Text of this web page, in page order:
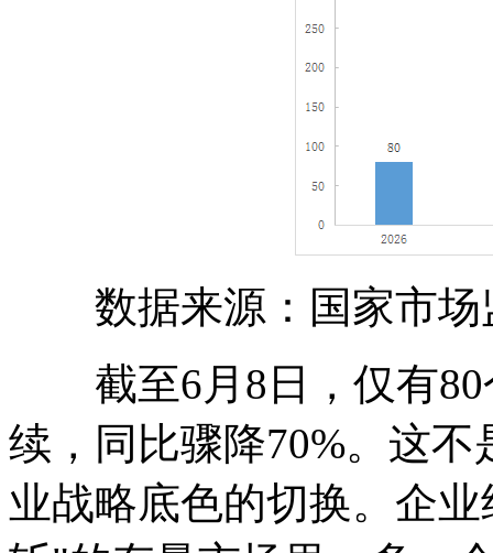
数据来源：国家市场
截至6月8日，仅有80
续，同比骤降70%。这
业战略底色的切换。企